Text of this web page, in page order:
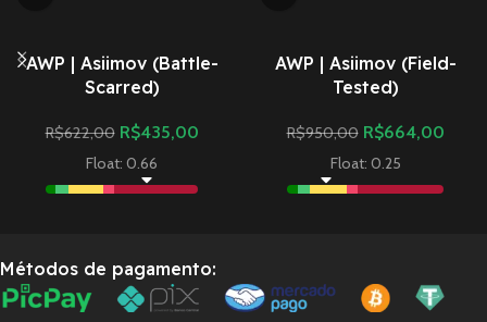
AWP | Asiimov (Battle-
Scarred)
R$622,00 R$435,00
Float: 0.66
AWP | Asiimov (Field-
Tested)
R$950,00 R$664,00
Float: 0.25
Métodos de pagamento: